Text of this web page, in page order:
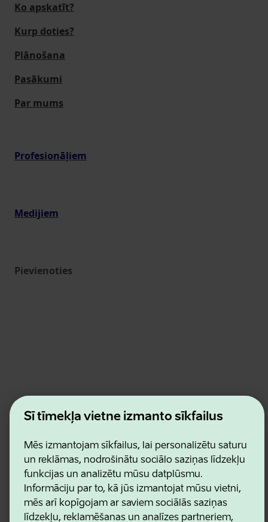
Šī tīmekļa vietne izmanto sīkfailus
Mēs izmantojam sīkfailus, lai personalizētu saturu
un reklāmas, nodrošinātu sociālo saziņas līdzekļu
funkcijas un analizētu mūsu datplūsmu.
Informāciju par to, kā jūs izmantojat mūsu vietni,
mēs arī kopīgojam ar saviem sociālās saziņas
līdzekļu, reklamēšanas un analīzes partneriem,
Ko apskatīt?
Kurp doties?
Plānošana
Pasākumi
Par mums
Profesionāļiem
Medijiem
Pievienoties
Estonian Business and Innovation Agency
Kontakti
Lietošanas noteikumi
Sīkdatņu un konfidencialitātes politika